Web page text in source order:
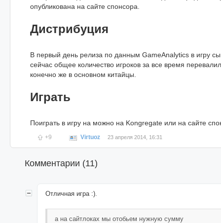
опубликована на сайте спонсора.
Дистрибуция
В первый день релиза по данным GameAnalytics в игру
сейчас общее количество игроков за все время
конечно же в основном китайцы.
Играть
Поиграть в игру на можно на Kongregate или на сайте
+9 Virtuoz 23 апреля 2014, 16:31
Комментарии (11)
Отличная игра :).
а на сайтлоках мы отобьем нужную сумму